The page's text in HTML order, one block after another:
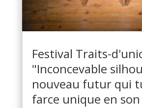
Festival Traits-
"Inconcevable
nouveau futur qui
farce unique en